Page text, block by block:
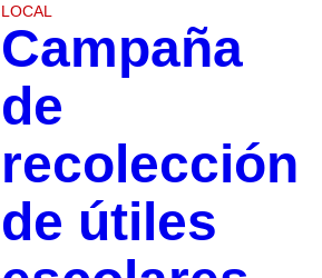
LOCAL
Campaña
de
recolección
de útiles